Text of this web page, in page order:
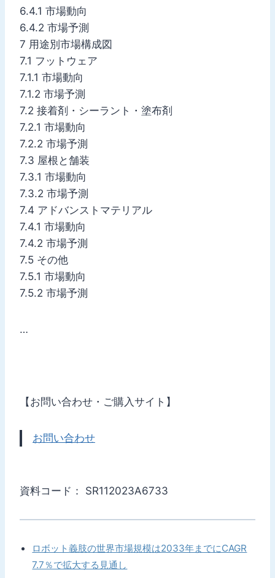
6.4.1 市場動向
6.4.2 市場予測
7 用途別市場構成図
7.1 フットウェア
7.1.1 市場動向
7.1.2 市場予測
7.2 接着剤・シーラント・塗布剤
7.2.1 市場動向
7.2.2 市場予測
7.3 屋根と舗装
7.3.1 市場動向
7.3.2 市場予測
7.4 アドバンストマテリアル
7.4.1 市場動向
7.4.2 市場予測
7.5 その他
7.5.1 市場動向
7.5.2 市場予測
…
【お問い合わせ・ご購入サイト】
お問い合わせ
資料コード： SR112023A6733
ロボット義肢の世界市場規模は2033年までにCAGR
7.7％で拡大する見通し